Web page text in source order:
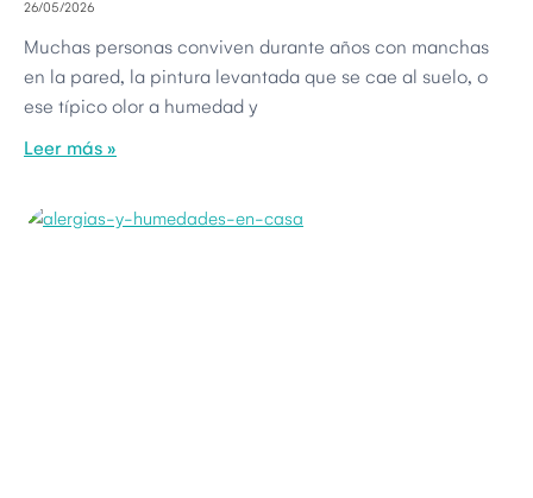
26/05/2026
Muchas personas conviven durante años con manchas
en la pared, la pintura levantada que se cae al suelo, o
ese típico olor a humedad y
Leer más »